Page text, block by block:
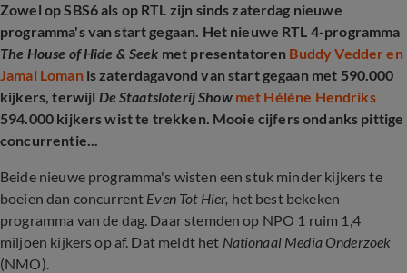
Zowel op SBS6 als op RTL zijn sinds zaterdag nieuwe
programma's van start gegaan. Het nieuwe RTL 4-programma
The House of Hide & Seek met presentatoren Buddy Vedder en
Jamai Lomanis zaterdagavond van start gegaan met 590.000
kijkers, terwijl De Staatsloterij Show met Hélène Hendriks
594.000 kijkers wist te trekken. Mooie cijfers ondanks pittige
concurrentie...
Beide nieuwe programma's wisten een stuk minder kijkers te
boeien dan concurrent Even Tot Hier, het best bekeken
programma van de dag. Daar stemden op NPO 1 ruim 1,4
miljoen kijkers op af. Dat meldt het Nationaal Media Onderzoek
(NMO).